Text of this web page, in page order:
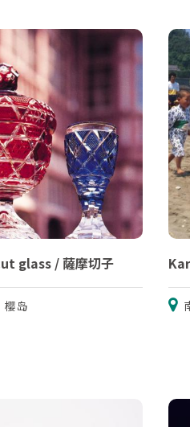
glass / 薩摩切子
樱岛